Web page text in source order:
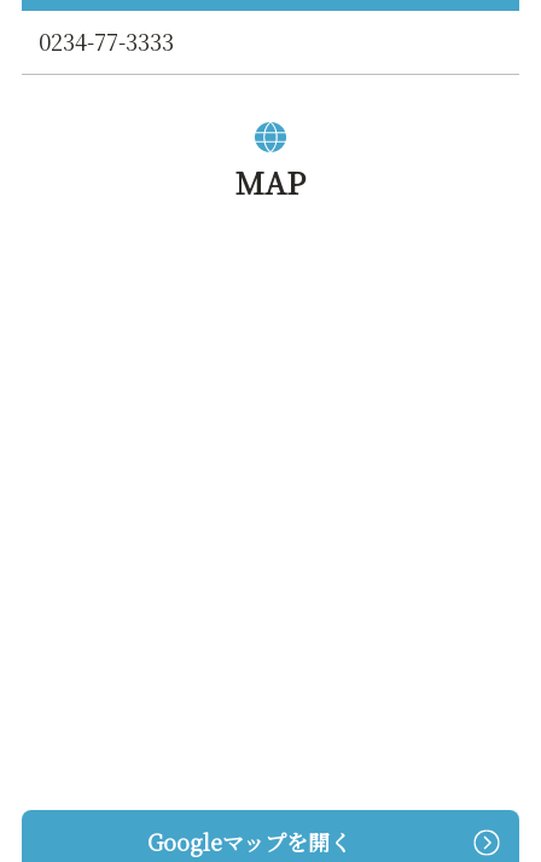
0234-77-3333
MAP
Googleマップを開く